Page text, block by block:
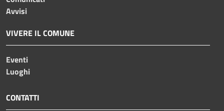
Avvisi
VIVERE IL COMUNE
Eventi
Luoghi
CONTATTI